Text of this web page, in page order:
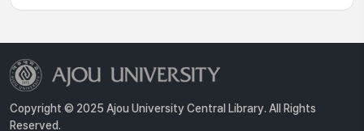
Copyright © 2025 Ajou University Central Library. All Rights
Reserved.